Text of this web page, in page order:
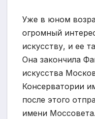
Уже в юном
огромный
искусству, и ее
Она закончила
искусства
Консерватории
после этого
имени Моссовета.